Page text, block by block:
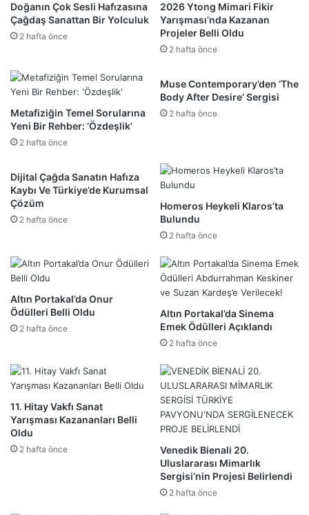
Doğanın Çok Sesli Hafızasına
Çağdaş Sanattan Bir Yolculuk
2 hafta önce
2026 Ytong Mimari Fikir
Yarışması’nda Kazanan
Projeler Belli Oldu
2 hafta önce
Metafiziğin Temel Sorularına
Yeni Bir Rehber: ‘Özdeşlik’
2 hafta önce
Muse Contemporary’den ‘The
Body After Desire’ Sergisi
2 hafta önce
Dijital Çağda Sanatın Hafıza
Kaybı Ve Türkiye’de Kurumsal
Çözüm
2 hafta önce
Homeros Heykeli Klaros’ta
Bulundu
2 hafta önce
Altın Portakal’da Onur
Ödülleri Belli Oldu
2 hafta önce
Altın Portakal’da Sinema
Emek Ödülleri Açıklandı
2 hafta önce
11. Hitay Vakfı Sanat
Yarışması Kazananları Belli
Oldu
2 hafta önce
Venedik Bienali 20.
Uluslararası Mimarlık
Sergisi’nin Projesi Belirlendi
2 hafta önce